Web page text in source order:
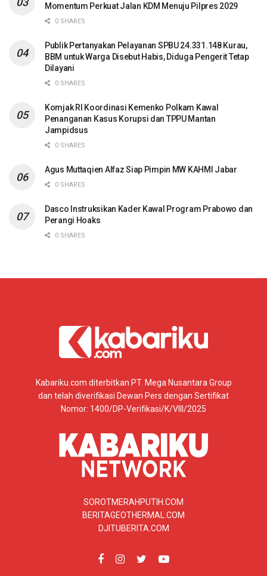
Momentum Perkuat Jalan KDM Menuju Pilpres 2029
0 SHARES
Publik Pertanyakan Pelayanan SPBU 24.331.148 Kurau,
BBM untuk Warga Disebut Habis, Diduga Pengerit Tetap
Dilayani
0 SHARES
Komjak RI Koordinasi Kemenko Polkam Kawal
Penanganan Kasus Korupsi dan TPPU Mantan
Jampidsus
0 SHARES
Agus Muttaqien Alfaz Siap Pimpin MW KAHMI Jabar
0 SHARES
Dasco Instruksikan Kader Kawal Program Prabowo dan
Perangi Hoaks
0 SHARES
Kabariku.com diterbitkan PT. Mega Nusantara Group
dan telah diverifikasi Dewan Pers dengan Sertifikat
Nomor: 1400/DP-Verifikasi/K/VIII/2025
SOROTMERAHPUTIH.COM
BERITAGEOTHERMAL.COM
DJITUBERITA.COM